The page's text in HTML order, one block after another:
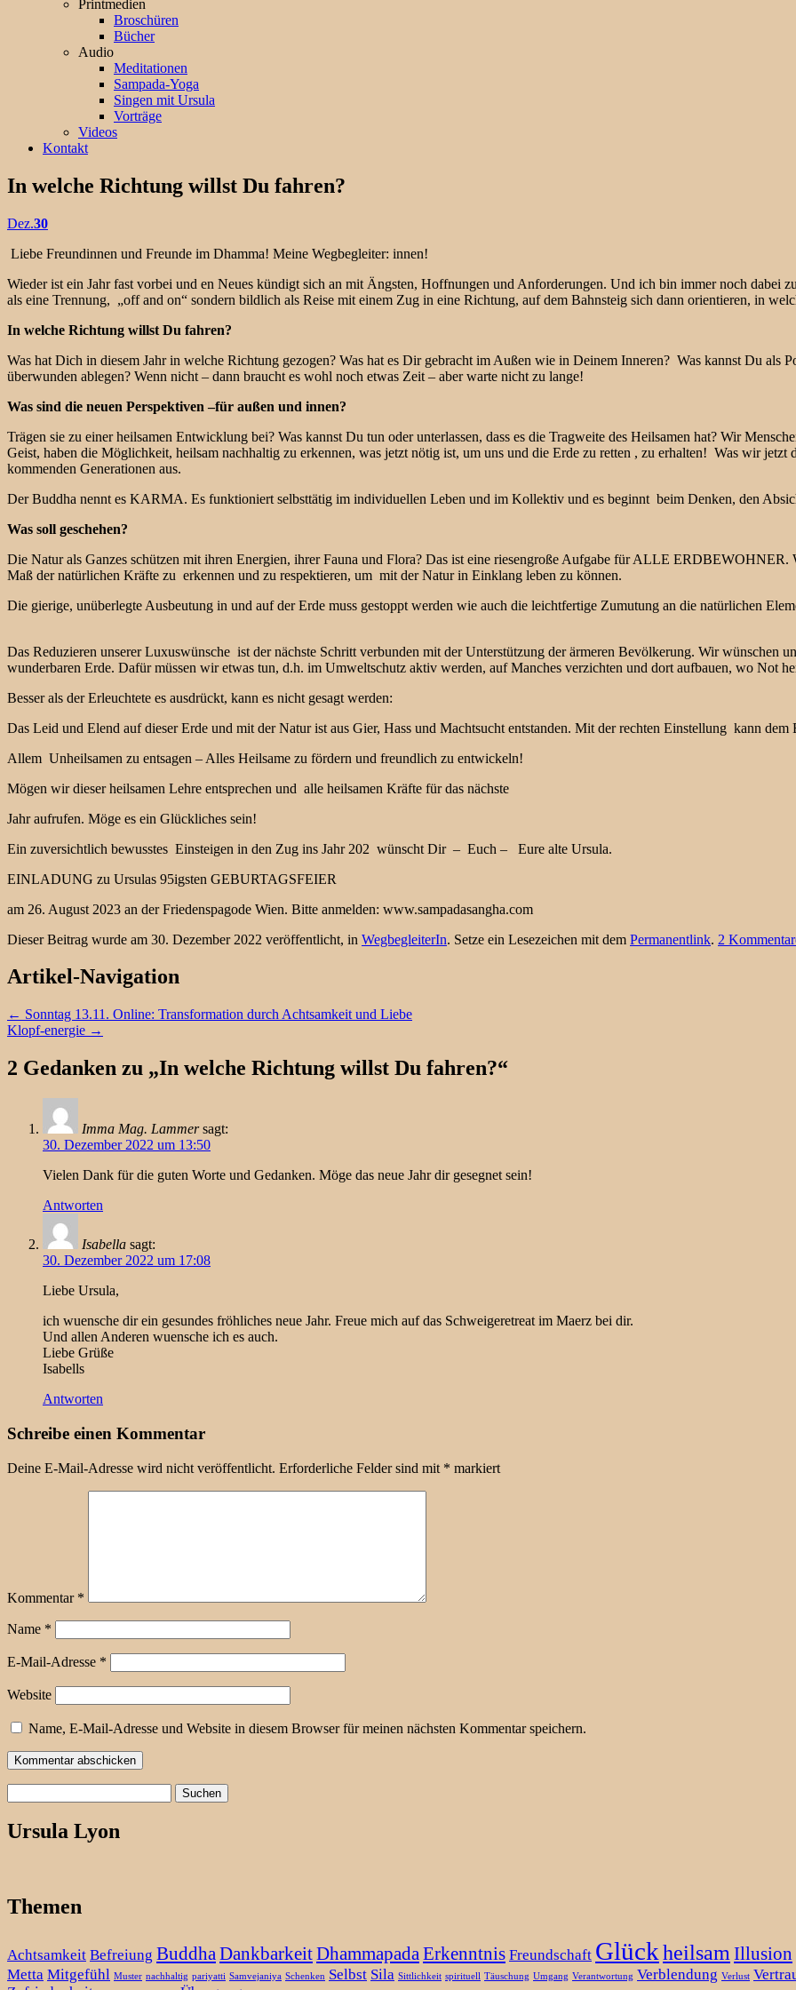
Printmedien
Broschüren
Bücher
Audio
Meditationen
Sampada-Yoga
Singen mit Ursula
Vorträge
Videos
Kontakt
In welche Richtung willst Du fahren?
Dez.30
Liebe Freundinnen und Freunde im Dhamma! Meine Wegbegleiter: innen!
Wieder ist ein Jahr fast vorbei und en Neues kündigt sich an mit Ängsten, Hoffnungen und Anforderungen. Und ich bin immer noch dabei
als eine Trennung, „off and on“ sondern bildlich als Reise mit einem Zug in eine Richtung, auf dem Bahnsteig sich dann orientieren, in
In welche Richtung willst Du fahren?
Was hat Dich in diesem Jahr in welche Richtung gezogen? Was hat es Dir gebracht im Außen wie in Deinem Inneren? Was kannst Du als
überwunden ablegen? Wenn nicht – dann braucht es wohl noch etwas Zeit – aber warte nicht zu lange!
Was sind die neuen Perspektiven –für außen und innen?
Trägen sie zu einer heilsamen Entwicklung bei? Was kannst Du tun oder unterlassen, dass es die Tragweite des Heilsamen hat? Wir
Geist, haben die Möglichkeit, heilsam nachhaltig zu erkennen, was jetzt nötig ist, um uns und die Erde zu retten , zu erhalten! Was wir
kommenden Generationen aus.
Der Buddha nennt es KARMA. Es funktioniert selbsttätig im individuellen Leben und im Kollektiv und es beginnt beim Denken, den
Was soll geschehen?
Die Natur als Ganzes schützen mit ihren Energien, ihrer Fauna und Flora? Das ist eine riesengroße Aufgabe für ALLE
Maß der natürlichen Kräfte zu erkennen und zu respektieren, um mit der Natur in Einklang leben zu können.
Die gierige, unüberlegte Ausbeutung in und auf der Erde muss gestoppt werden wie auch die leichtfertige Zumutung an die natürlichen
Das Reduzieren unserer Luxuswünsche ist der nächste Schritt verbunden mit der Unterstützung der ärmeren Bevölkerung. Wir wünschen
wunderbaren Erde. Dafür müssen wir etwas tun, d.h. im Umweltschutz aktiv werden, auf Manches verzichten und dort aufbauen, wo Not
Besser als der Erleuchtete es ausdrückt, kann es nicht gesagt werden:
Das Leid und Elend auf dieser Erde und mit der Natur ist aus Gier, Hass und Machtsucht entstanden. Mit der rechten Einstellung kann dem
Allem Unheilsamen zu entsagen – Alles Heilsame zu fördern und freundlich zu entwickeln!
Mögen wir dieser heilsamen Lehre entsprechen und alle heilsamen Kräfte für das nächste
Jahr aufrufen. Möge es ein Glückliches sein!
Ein zuversichtlich bewusstes Einsteigen in den Zug ins Jahr 202 wünscht Dir – Euch – Eure alte Ursula.
EINLADUNG zu Ursulas 95igsten GEBURTAGSFEIER
am 26. August 2023 an der Friedenspagode Wien. Bitte anmelden: www.sampadasangha.com
Dieser Beitrag wurde am 30. Dezember 2022 veröffentlicht, in WegbegleiterIn. Setze ein Lesezeichen mit dem Permanentlink. 2
Artikel-Navigation
← Sonntag 13.11. Online: Transformation durch Achtsamkeit und Liebe
Klopf-energie →
2 Gedanken zu „In welche Richtung willst Du fahren?“
Imma Mag. Lammer sagt:
30. Dezember 2022 um 13:50
Vielen Dank für die guten Worte und Gedanken. Möge das neue Jahr dir gesegnet sein!
Antworten
Isabella sagt:
30. Dezember 2022 um 17:08
Liebe Ursula,
ich wuensche dir ein gesundes fröhliches neue Jahr. Freue mich auf das Schweigeretreat im Maerz bei dir.
Und allen Anderen wuensche ich es auch.
Liebe Grüße
Isabells
Antworten
Schreibe einen Kommentar
Deine E-Mail-Adresse wird nicht veröffentlicht. Erforderliche Felder sind mit * markiert
Kommentar *
Name *
E-Mail-Adresse *
Website
Name, E-Mail-Adresse und Website in diesem Browser für meinen nächsten Kommentar speichern.
nach:
Ursula Lyon
Themen
Achtsamkeit Befreiung BuddhaDankbarkeitDhammapadaErkenntnis Freundschaft Glückheilsam Illusion
Metta Mitgefühl Muster nachhaltig pariyatti Samvejaniya Schenken Selbst Sila Sittlichkeit spirituell Täuschung Umgang Verantwortung Verblendung Verlust